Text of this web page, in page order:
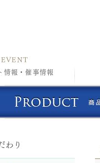
EVENT
情報・催事情報
わり